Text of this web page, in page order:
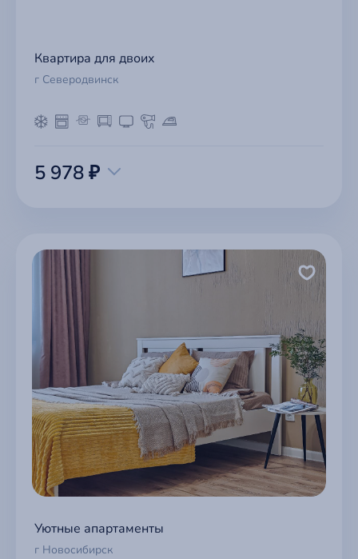
Квартира для двоих
г Северодвинск
5 978 ₽
Уютные апартаменты
г Новосибирск